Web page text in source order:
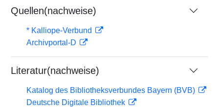
Quellen(nachweise)
* Kalliope-Verbund
Archivportal-D
Literatur(nachweise)
Katalog des Bibliotheksverbundes Bayern (BVB)
Deutsche Digitale Bibliothek